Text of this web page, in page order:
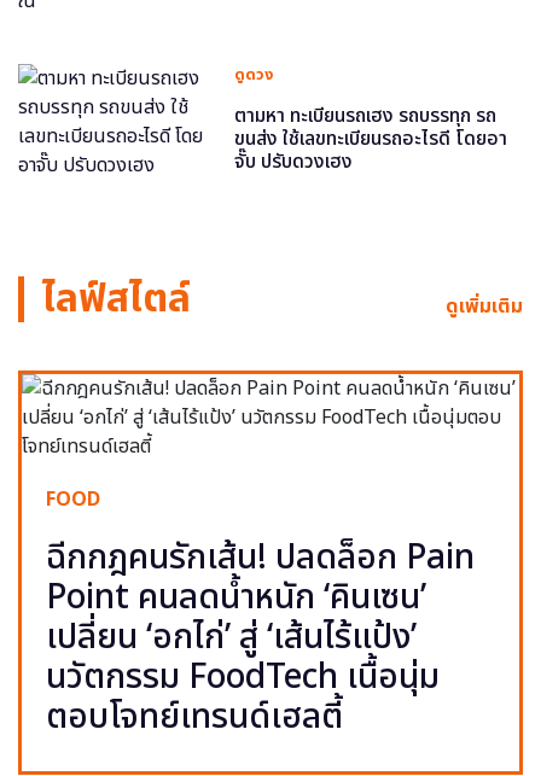
ดูดวง
ตามหา ทะเบียนรถเฮง รถบรรทุก รถ
ขนส่ง ใช้เลขทะเบียนรถอะไรดี โดยอา
จั๊บ ปรับดวงเฮง
ไลฟ์สไตล์ ดูเพิ่มเติม
FOOD
ฉีกกฎคนรักเส้น! ปลดล็อก Pain
Point คนลดน้ำหนัก ‘คินเซน’
เปลี่ยน ‘อกไก่’ สู่ ‘เส้นไร้แป้ง’
นวัตกรรม FoodTech เนื้อนุ่ม
ตอบโจทย์เทรนด์เฮลตี้